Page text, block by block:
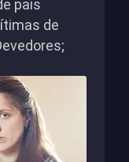
pais
de